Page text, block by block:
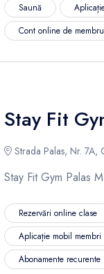
Saună
Cont online de membru
Stay Fit
Strada Palas, Nr. 7A,
Stay Fit Gym Palas
Rezervări online clase
Aplicație mobil membri
Abonamente recurente